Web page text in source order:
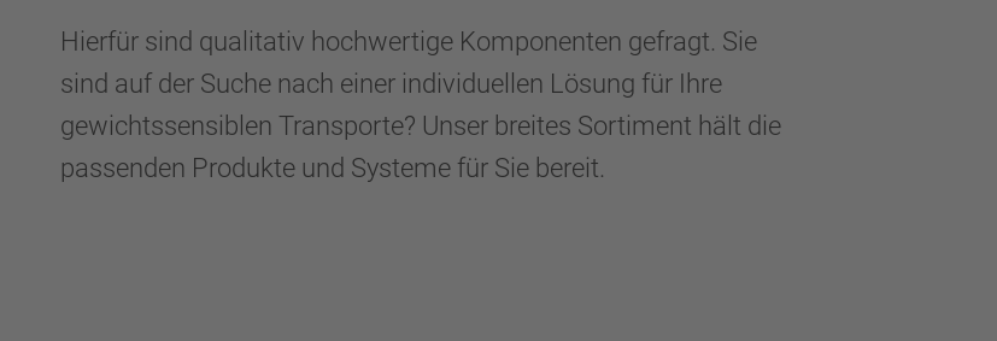
Hierfür sind qualitativ hochwertige Komponenten gefragt. Sie
sind auf der Suche nach einer individuellen Lösung für Ihre
gewichtssensiblen Transporte? Unser breites Sortiment hält die
passenden Produkte und Systeme für Sie bereit.